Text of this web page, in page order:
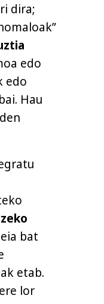
dira;
edo
edo
Hau
bat
etab.
lor